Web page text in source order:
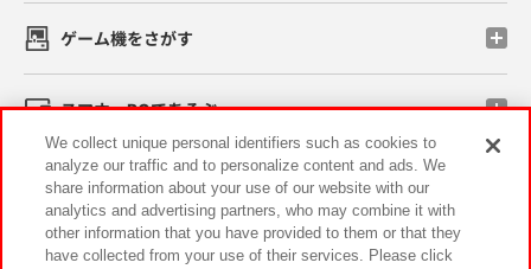
ゲーム機をさがす
スマホ・PCであそぶ
イベント・キャンペーン
We collect unique personal identifiers such as cookies to
analyze our traffic and to personalize content and ads. We
share information about your use of our website with our
analytics and advertising partners, who may combine it with
other information that you have provided to them or that they
have collected from your use of their services. Please click